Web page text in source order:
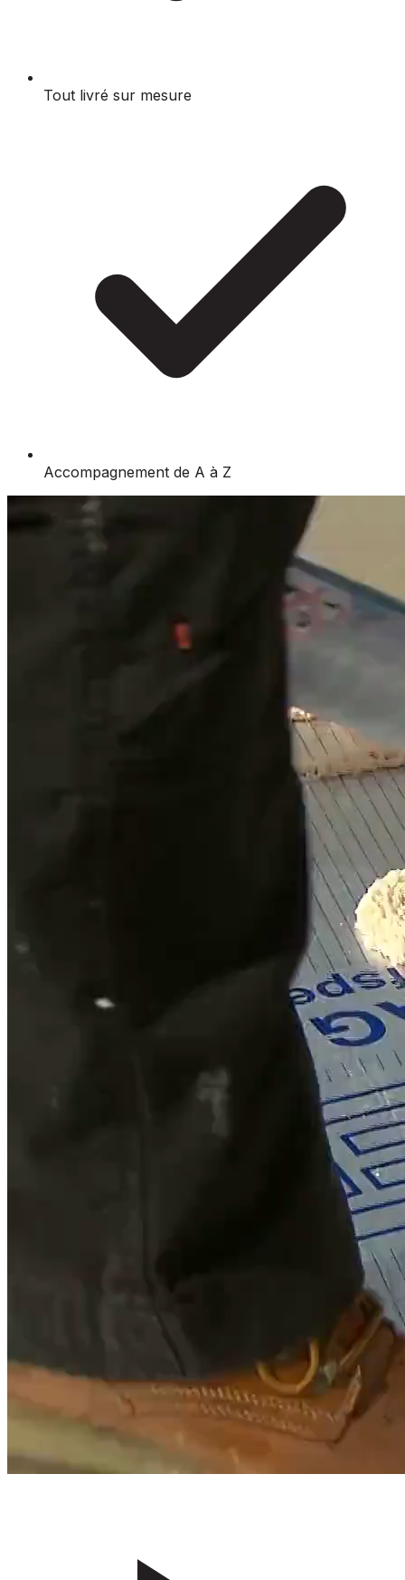
Tout livré sur mesure
Accompagnement de A à Z